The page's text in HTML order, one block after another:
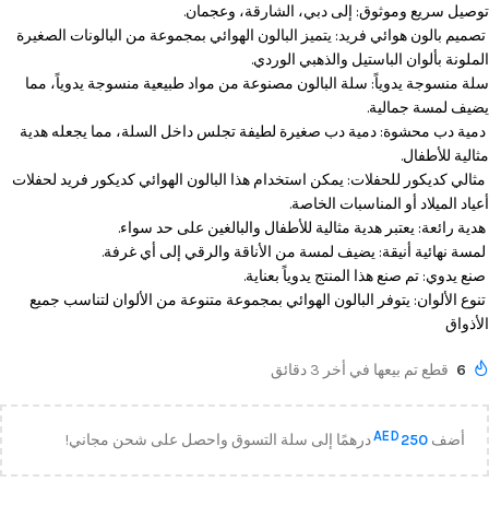
توصيل سريع وموثوق: إلى دبي، الشارقة، وعجمان.
تصميم بالون هوائي فريد: يتميز البالون الهوائي بمجموعة من البالونات الصغيرة
الملونة بألوان الباستيل والذهبي الوردي.
سلة منسوجة يدوياً: سلة البالون مصنوعة من مواد طبيعية منسوجة يدوياً، مما
يضيف لمسة جمالية.
دمية دب محشوة: دمية دب صغيرة لطيفة تجلس داخل السلة، مما يجعله هدية
مثالية للأطفال.
مثالي كديكور للحفلات: يمكن استخدام هذا البالون الهوائي كديكور فريد لحفلات
أعياد الميلاد أو المناسبات الخاصة.
هدية رائعة: يعتبر هدية مثالية للأطفال والبالغين على حد سواء.
لمسة نهائية أنيقة: يضيف لمسة من الأناقة والرقي إلى أي غرفة.
صنع يدوي: تم صنع هذا المنتج يدوياً بعناية.
تنوع الألوان: يتوفر البالون الهوائي بمجموعة متنوعة من الألوان لتناسب جميع
الأذواق
6 قطع تم بيعها في أخر 3 دقائق
أضف AED 250 درهمًا إلى سلة التسوق واحصل على شحن مجاني!